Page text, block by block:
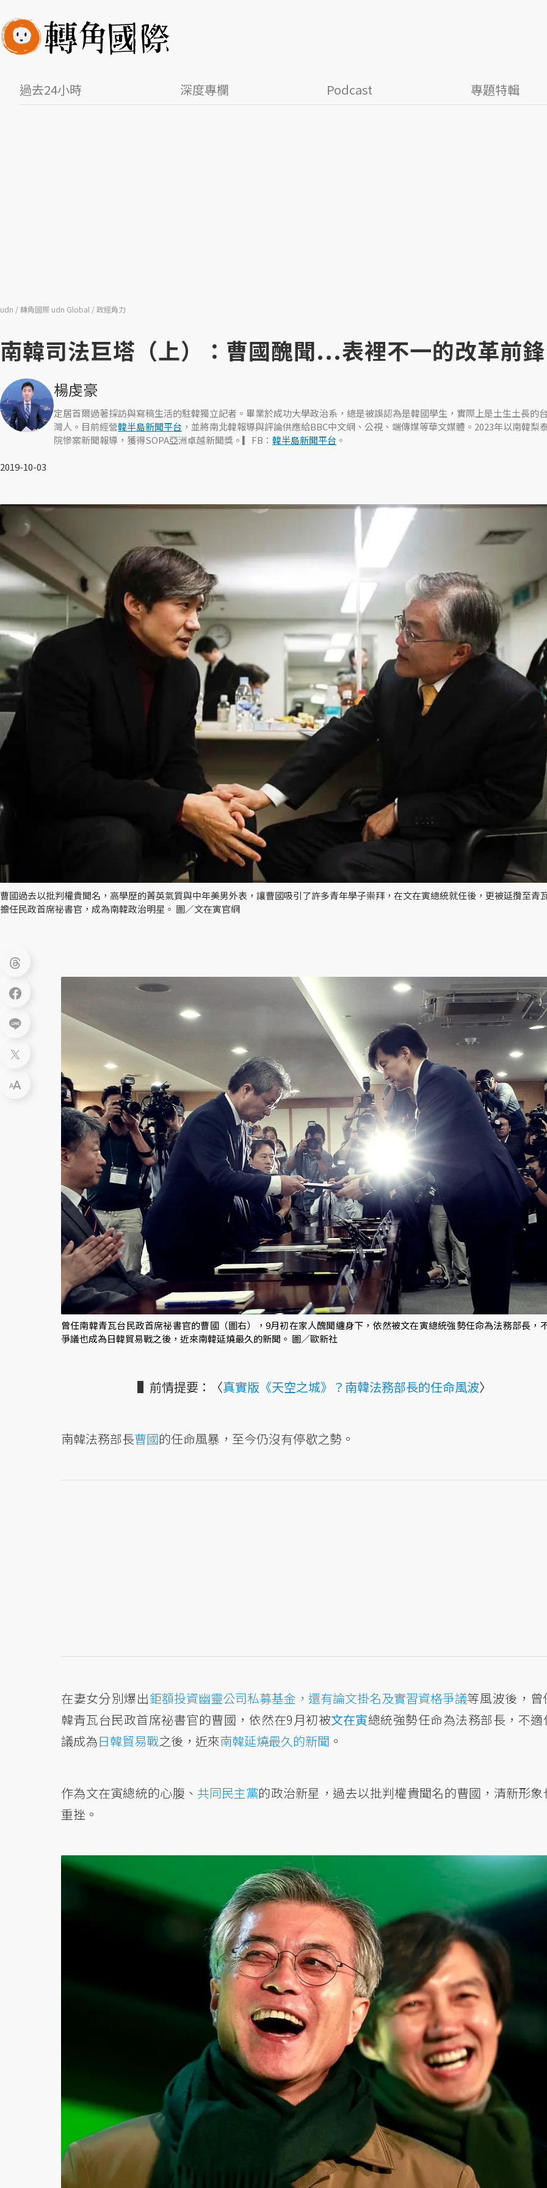
過去24小時 深度專欄 Podcast 專題特輯
udn 轉角國際 udn Global 政經角力
南韓司法巨塔（上）：曹國醜聞...表裡不一的改革前
楊虔豪
定居首爾過著採訪與寫稿生活的駐韓獨立記者。畢業於成功大學政治系，總是被誤認為是韓國學生，實際上是土生土長的
灣人。目前經營韓半島新聞平台 ，並將南北韓報導與評論供應給BBC中文網、公視、端傳媒等華文媒體。2023年以南韓梨
院慘案新聞報導，獲得SOPA亞洲卓越新聞獎。▎FB： 韓半島新聞平台 。
2019-10-03
曹國過去以批判權貴聞名，高學歷的菁英氣質與中年美男外表，讓曹國吸引了許多青年學子崇拜，在文在寅總統就任後，更被延攬至青
擔任民政首席祕書官，成為南韓政治明星。 圖／文在寅官網
曾任南韓青瓦台民政首席祕書官的曹國（圖右），9月初在家人醜聞纏身下，依然被文在寅總統強勢任命為法務部長，
爭議也成為日韓貿易戰之後，近來南韓延燒最久的新聞。 圖／歐新社
▌前情提要：〈真實版《天空之城》？南韓法務部長的任命風波〉
南韓法務部長曹國的任命風暴，至今仍沒有停歇之勢。
在妻女分別爆出鉅額投資幽靈公司私募基金，還有論文掛名及實習資格爭議等風波後，曾
韓青瓦台民政首席祕書官的曹國，依然在9月初被文在寅總統強勢任命為法務部長，不適
議成為日韓貿易戰之後，近來南韓延燒最久的新聞 。
作為文在寅總統的心腹、 共同民主黨的政治新星，過去以批判權貴聞名的曹國，清新形象
重挫。